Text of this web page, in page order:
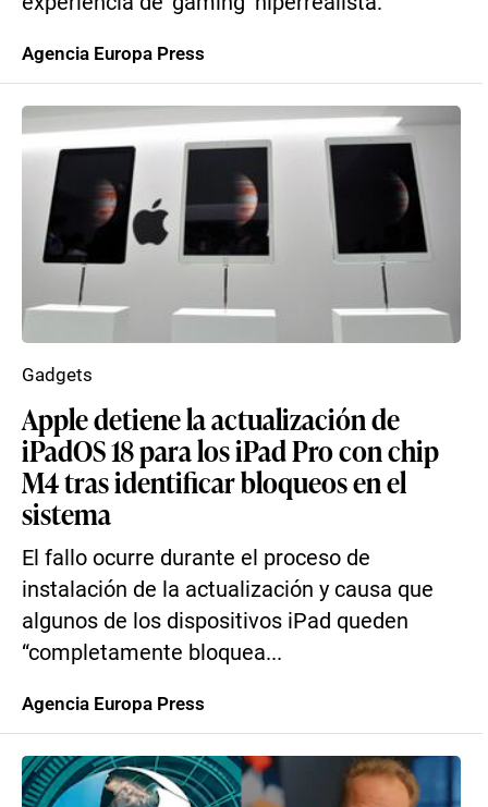
Agencia Europa Press
Apple detiene la actualización de
iPadOS 18 para los iPad Pro con chip
M4 tras identificar bloqueos en el
sistema
El fallo ocurre durante el proceso de
instalación de la actualización y causa que
algunos de los dispositivos iPad queden
“completamente bloquea...
Gadgets
Agencia Europa Press